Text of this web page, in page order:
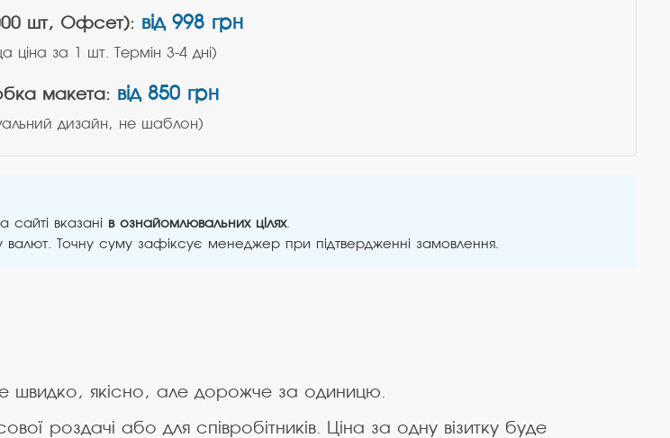
шт, Офсет): від 998 грн
ціна за 1 шт. Термін 3-4 дні)
макета: від 850 грн
дизайн, не шаблон)
сайті вказані в ознайомлювальних цілях.
Точну суму зафіксує менеджер при підтвердженні замовлення.
швидко, якісно, але дорожче за одиницю.
роздачі або для співробітників. Ціна за одну візитку буде